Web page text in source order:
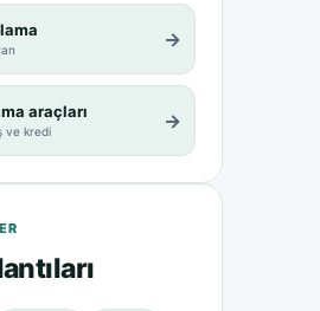
→
araçları
ve kredi →